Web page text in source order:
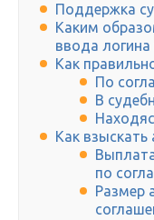
Поддержка
Каким
ввода
Как
По
В
Как
по
Размер